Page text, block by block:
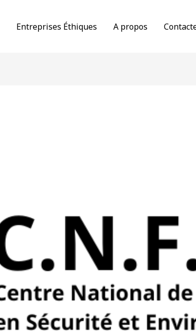
Entreprises Éthiques A propos